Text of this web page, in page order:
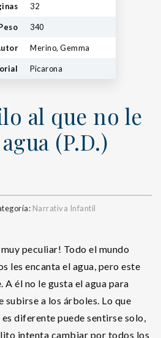
32
340
Merino, Gemma
Picarona
al que no le
(P.D.)
Narrativa Infantil
peculiar! Todo el mundo
les encanta el agua, pero este
él no le gusta el agua para
subirse a los árboles. Lo que
diferente puede sentirse solo,
intenta cambiar por todos los